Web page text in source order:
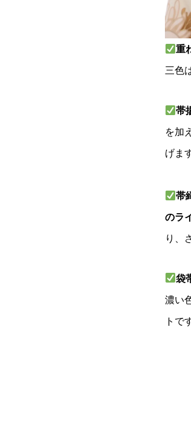
重
三色
帯
を加
げま
帯
のラ
り、
袋
濃い
トで